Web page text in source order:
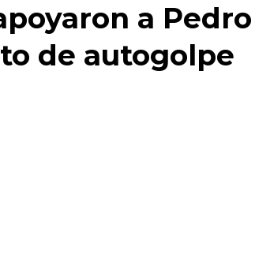
a Pedro
de autogolpe